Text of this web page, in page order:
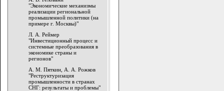
"Экономические механизмы
реализации региональной
промышленной политики (на
примере г. Москвы)"
Л. А. Реймер
"Инвестиционный процесс и
системные преобразования в
экономике страны и
регионов"
А. М. Пяткин, А. А. Рожков
"Реструктуризация
промышленности в странах
СНГ: результаты и проблемы"